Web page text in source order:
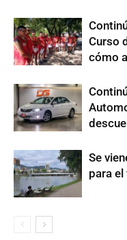
Curso
cómo
Se
para